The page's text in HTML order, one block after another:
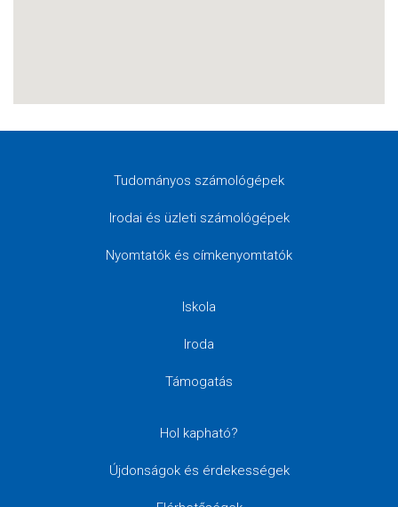
Tudományos számológépek
Irodai és üzleti számológépek
Nyomtatók és címkenyomtatók
Iskola
Iroda
Támogatás
Hol kapható?
Újdonságok és érdekességek